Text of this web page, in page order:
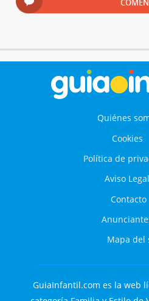
Quiénes
Cookies
Política de
Aviso Legal
Contacto
Mapa del
GuiaInfantil.com es la web